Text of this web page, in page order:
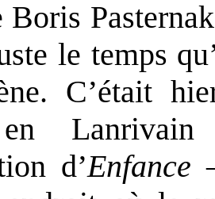
Boris
le temps
C’était
d’Enfance